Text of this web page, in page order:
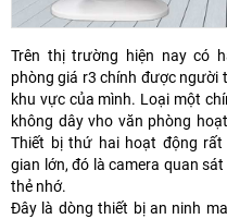
Trên thị trường hiện nay có
phòng giá r3 chính được người
khu vực của mình. Loại một
không dây vho văn phòng
Thiết bị thứ hai hoạt động rất
gian lớn, đó là camera quan
thẻ nhớ.
Đây là dòng thiết bị an ninh